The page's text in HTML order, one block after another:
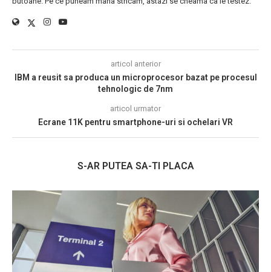
articol anterior
IBM a reusit sa produca un microprocesor bazat pe procesul
tehnologic de 7nm
articol urmator
Ecrane 11K pentru smartphone-uri si ochelari VR
S-AR PUTEA SA-TI PLACA